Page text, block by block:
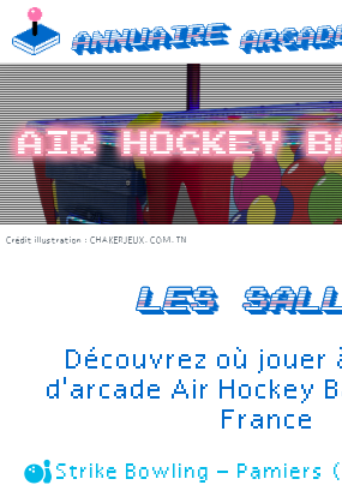
Skip
to
content
Annuaire
Crédit illustration : CHAKERJEUX.COM.TN
Air Hockey
Les
Découvrez où jouer
d'arcade Air Hockey
France
Strike Bowling – Pamiers